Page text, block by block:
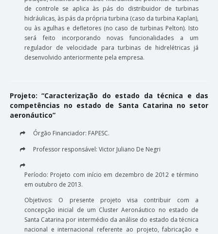
de controle se aplica às pás do distribuidor de turbinas
hidráulicas, às pás da própria turbina (caso da turbina Kaplan),
ou às agulhas e defletores (no caso de turbinas Pelton). Isto
será feito incorporando novas funcionalidades a um
regulador de velocidade para turbinas de hidrelétricas já
desenvolvido anteriormente pela empresa.
Projeto: “Caracterização do estado da técnica e das
competências no estado de Santa Catarina no setor
aeronáutico”
Órgão Financiador: FAPESC.
Professor responsável: Victor Juliano De Negri
Período: Projeto com início em dezembro de 2012 e término
em outubro de 2013.
Objetivos: O presente projeto visa contribuir com a
concepção inicial de um Cluster Aeronáutico no estado de
Santa Catarina por intermédio da análise do estado da técnica
nacional e internacional referente ao projeto, fabricação e